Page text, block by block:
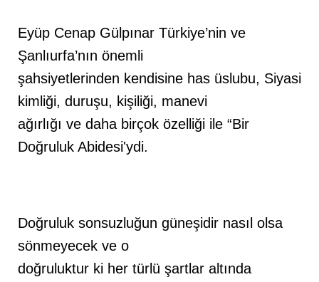
Eyüp Cenap Gülpınar Türkiye’nin ve
Şanlıurfa’nın önemli
şahsiyetlerinden kendisine has üslubu, Siyasi
kimliği, duruşu, kişiliği, manevi
ağırlığı ve daha birçok özelliği ile “Bir
Doğruluk Abidesi'ydi.
Doğruluk sonsuzluğun güneşidir nasıl olsa
sönmeyecek ve o
doğruluktur ki her türlü şartlar altında